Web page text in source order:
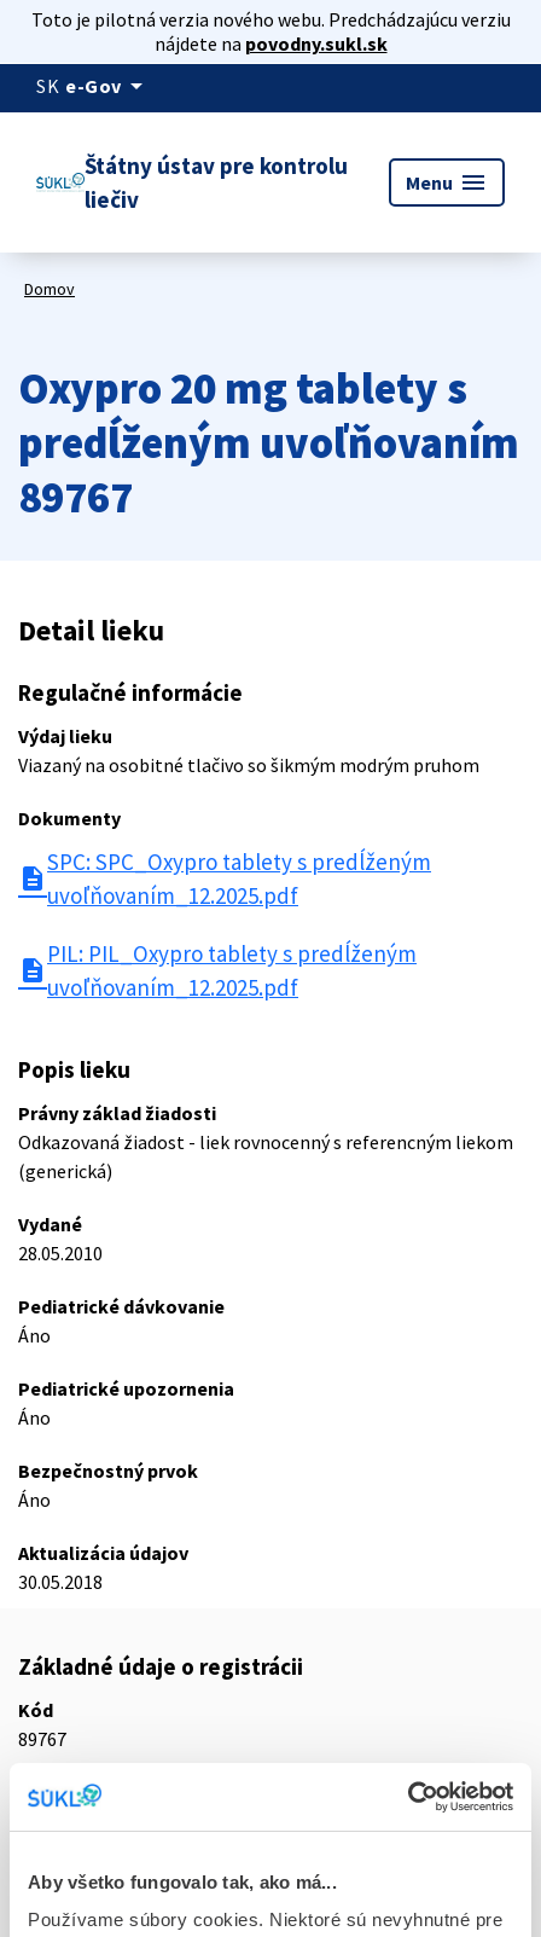
Aby všetko fungovalo tak, ako má...
Používame súbory cookies. Niektoré sú nevyhnutné pre
Toto je pilotná verzia nového webu. Predchádzajúcu verziu
nájdete na povodny.sukl.sk
SK e-Gov arrow_drop_down
Štátny ústav pre kontrolu
liečiv
Menu menu
Domov
Oxypro 20 mg tablety s
predĺženým uvoľňovaním
89767
Detail lieku
Regulačné informácie
Výdaj lieku
Viazaný na osobitné tlačivo so šikmým modrým pruhom
Dokumenty
description
SPC: SPC_Oxypro tablety s predĺženým
uvoľňovaním_12.2025.pdf
description
PIL: PIL_Oxypro tablety s predĺženým
uvoľňovaním_12.2025.pdf
Popis lieku
Právny základ žiadosti
Odkazovaná žiadost - liek rovnocenný s referencným liekom
(generická)
Vydané
28.05.2010
Pediatrické dávkovanie
Áno
Pediatrické upozornenia
Áno
Bezpečnostný prvok
Áno
Aktualizácia údajov
30.05.2018
Základné údaje o registrácii
Kód
89767
Registračné číslo
Doplnok